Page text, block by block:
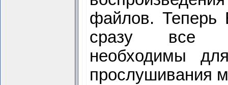
файлов. Теперь
сразу все
необходимы
прослушивания